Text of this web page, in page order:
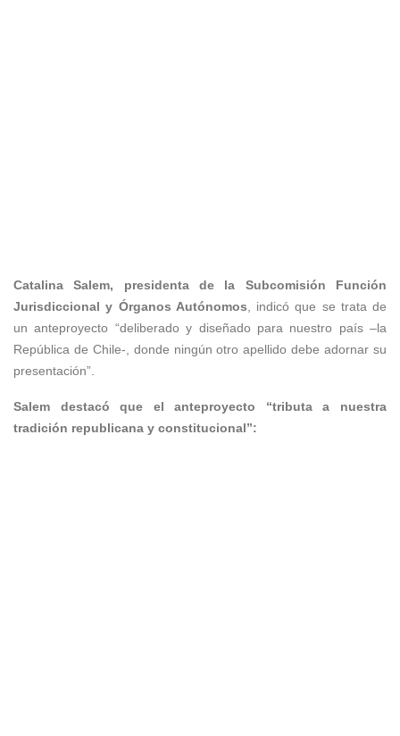
Catalina Salem, presidenta de la Subcomisión Función
Jurisdiccional y Órganos Autónomos, indicó que se trata de
un anteproyecto “deliberado y diseñado para nuestro país –la
República de Chile-, donde ningún otro apellido debe adornar su
presentación”.
Salem destacó que el anteproyecto “tributa a nuestra
tradición republicana y constitucional”: